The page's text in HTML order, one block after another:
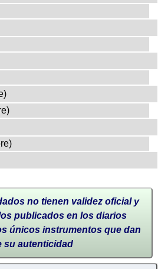
no tienen validez oficial y
publicados en los diarios
únicos instrumentos que dan
su autenticidad